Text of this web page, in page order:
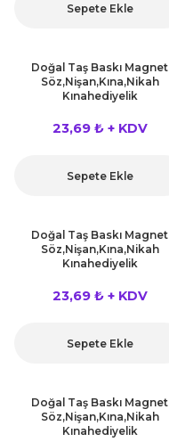
Malzemeleri
Sepete Ekle
Doğal Taş Baskı Magnet
Söz,Nişan,Kına,Nikah
Kınahediyelik
23,69 ₺ + KDV
Sepete Ekle
Doğal Taş Baskı Magnet
Söz,Nişan,Kına,Nikah
Kınahediyelik
23,69 ₺ + KDV
Sepete Ekle
Doğal Taş Baskı Magnet
Söz,Nişan,Kına,Nikah
Kınahediyelik